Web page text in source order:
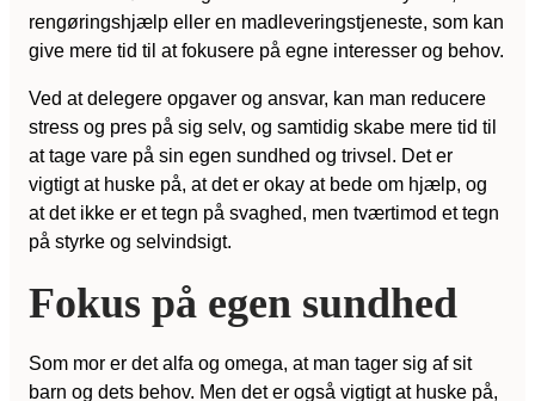
rengøringshjælp eller en madleveringstjeneste, som kan
give mere tid til at fokusere på egne interesser og behov.
Ved at delegere opgaver og ansvar, kan man reducere
stress og pres på sig selv, og samtidig skabe mere tid til
at tage vare på sin egen sundhed og trivsel. Det er
vigtigt at huske på, at det er okay at bede om hjælp, og
at det ikke er et tegn på svaghed, men tværtimod et tegn
på styrke og selvindsigt.
Fokus på egen sundhed
Som mor er det alfa og omega, at man tager sig af sit
barn og dets behov. Men det er også vigtigt at huske på,